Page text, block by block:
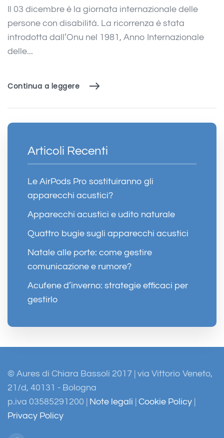
Il 03 dicembre è la giornata internazionale delle
persone con disabilità. La ricorrenza è stata
introdotta dall’Onu nel 1981, Anno Internazionale
delle...
Continua a leggere
Articoli Recenti
Le AirPods Pro sostituiranno gli
apparecchi acustici?
Apparecchi acustici e udito naturale
Quattro bugie sugli apparecchi acustici
Natale alle porte: come gestire
comunicazione e rumore?
Acufene d’inverno: strategie efficaci per
gestirlo
© Aures di Chiara Bassoli 2017 | via Vittorio Veneto,
21/d, 40131 - Bologna
p.iva 03585291200 | Note legali | Cookie Policy |
Privacy Policy